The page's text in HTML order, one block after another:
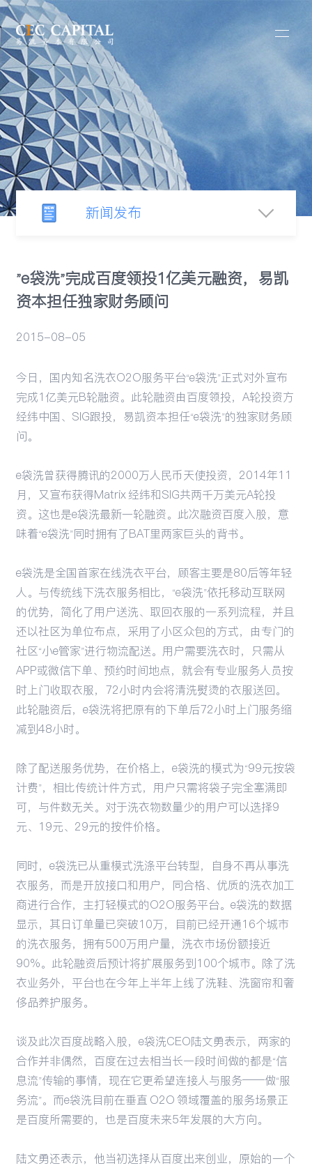
新闻发布
行业观察
"e袋洗"完成百度领投1亿美元融资，易凯
资本担任独家财务顾问
2015-08-05
今日，国内知名洗衣O2O服务平台“e袋洗”正式对外宣布
完成1亿美元B轮融资。此轮融资由百度领投，A轮投资方
经纬中国、SIG跟投，易凯资本担任“e袋洗”的独家财务顾
问。
e袋洗曾获得腾讯的2000万人民币天使投资，2014年11
月，又宣布获得Matrix 经纬和SIG共两千万美元A轮投
资。这也是e袋洗最新一轮融资。此次融资百度入股，意
味着“e袋洗”同时拥有了BAT里两家巨头的背书。
e袋洗是全国首家在线洗衣平台，顾客主要是80后等年轻
人。与传统线下洗衣服务相比，“e袋洗”依托移动互联网
的优势，简化了用户送洗、取回衣服的一系列流程，并且
还以社区为单位布点，采用了小区众包的方式，由专门的
社区“小e管家”进行物流配送。用户需要洗衣时，只需从
APP或微信下单、预约时间地点，就会有专业服务人员按
时上门收取衣服，72小时内会将清洗熨烫的衣服送回。
此轮融资后，e袋洗将把原有的下单后72小时上门服务缩
减到48小时。
除了配送服务优势，在价格上，e袋洗的模式为“99元按袋
计费”，相比传统计件方式，用户只需将袋子完全塞满即
可，与件数无关。对于洗衣物数量少的用户可以选择9
元、19元、29元的按件价格。
同时，e袋洗已从重模式洗涤平台转型，自身不再从事洗
衣服务，而是开放接口和用户，同合格、优质的洗衣加工
商进行合作，主打轻模式的O2O服务平台。e袋洗的数据
显示，其日订单量已突破10万，目前已经开通16个城市
的洗衣服务，拥有500万用户量，洗衣市场份额接近
90%。此轮融资后预计将扩展服务到100个城市。除了洗
衣业务外，平台也在今年上半年上线了洗鞋、洗窗帘和奢
侈品养护服务。
谈及此次百度战略入股，e袋洗CEO陆文勇表示，两家的
合作并非偶然，百度在过去相当长一段时间做的都是“信
息流”传输的事情，现在它更希望连接人与服务——做“服
务流”。而e袋洗目前在垂直 O2O 领域覆盖的服务场景正
是百度所需要的，也是百度未来5年发展的大方向。
陆文勇还表示，他当初选择从百度出来创业，原始的一个